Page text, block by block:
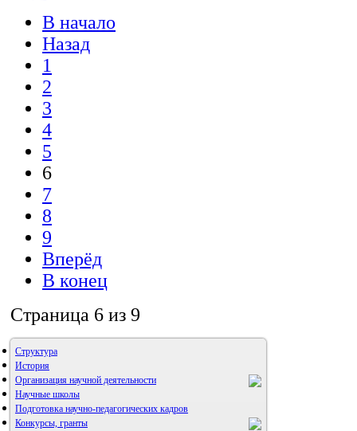
В начало
Назад
1
2
3
4
5
6
7
8
9
Вперёд
В конец
Страница 6 из 9
Структура
История
Организация научной деятельности
Научные школы
Подготовка научно-педагогических кадров
Конкурсы, гранты